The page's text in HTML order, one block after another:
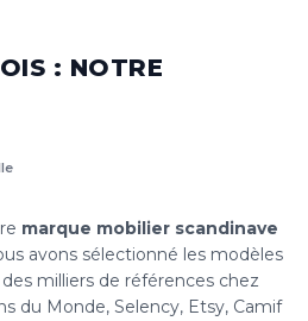
: NOTRE
marque mobilier scandinave
avons sélectionné les modèles
milliers de références chez
du Monde, Selency, Etsy, Camif